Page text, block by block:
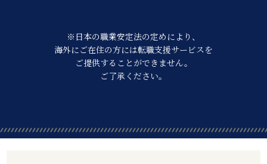
※日本の職業安定法の定めにより、
海外にご在住の方には転職支援サービスを
ご提供することができません。
ご了承ください。